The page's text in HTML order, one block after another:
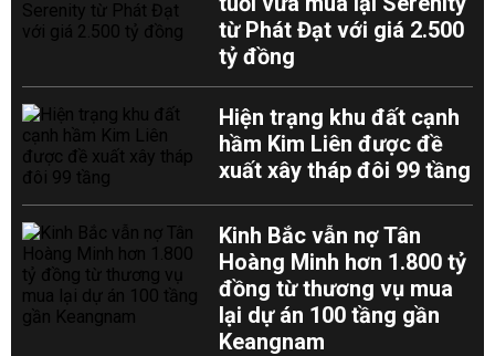
từ Phát Đạt với giá 2.500
tỷ đồng
Hiện trạng khu đất cạnh
hầm Kim Liên được đề
xuất xây tháp đôi 99 tầng
Kinh Bắc vẫn nợ Tân
Hoàng Minh hơn 1.800 tỷ
đồng từ thương vụ mua
lại dự án 100 tầng gần
Keangnam